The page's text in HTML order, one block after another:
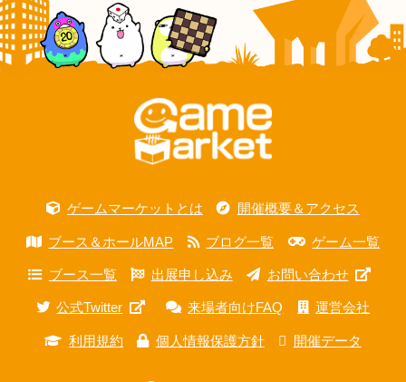
ゲームマーケットとは 開催概要＆アクセス
ブース＆ホールMAP ブログ一覧 ゲーム一覧
ブース一覧 出展申し込み お問い合わせ
公式Twitter 来場者向けFAQ 運営会社
利用規約 個人情報保護方針 開催データ